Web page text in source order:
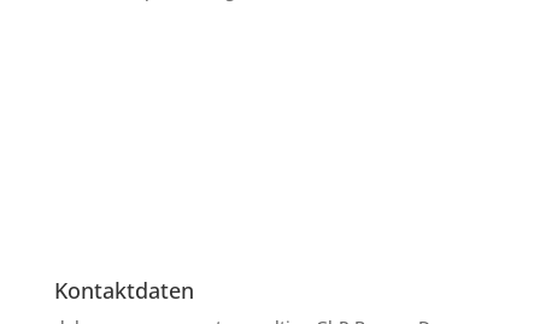
Kontaktdaten